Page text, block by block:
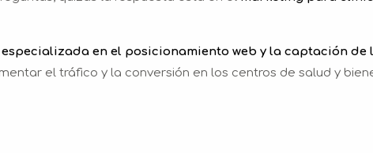
en el posicionamiento web y la captación de
el tráfico y la conversión en los centros de salud y